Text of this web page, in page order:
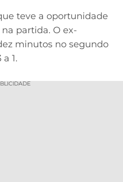
teve a oportunidade
partida. O ex-
minutos no segundo
1.